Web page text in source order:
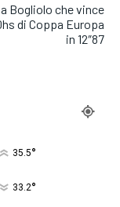
Bogliolo che vince
di Coppa Europa
in 12″87
35.5°
33.2°